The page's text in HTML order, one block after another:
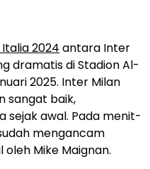
2024 antara Inter
dramatis di Stadion Al-
2025. Inter Milan
sangat baik,
sejak awal. Pada menit-
mengancam
Mike Maignan.